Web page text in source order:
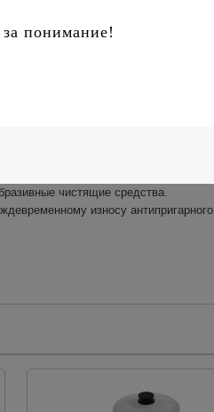
в комплекте с низкой стеклянной
высота борта 68-77 мм в зависимоти
покрытием
губку с жидким моющим
к применению. Рекомендуется
чистящие средства.
износу антипригарного
понимание!